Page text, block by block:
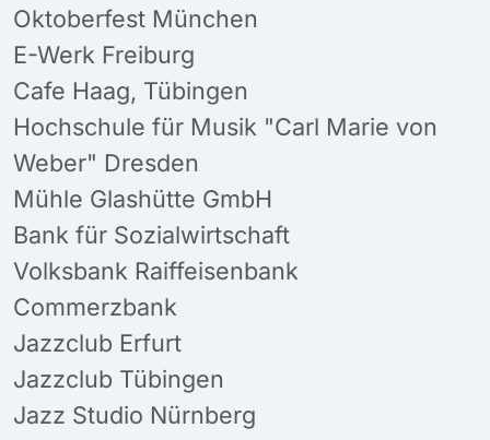
Oktoberfest München
E-Werk Freiburg
Cafe Haag, Tübingen
Hochschule für Musik "Carl Marie von
Weber" Dresden
Mühle Glashütte GmbH
Bank für Sozialwirtschaft
Volksbank Raiffeisenbank
Commerzbank
Jazzclub Erfurt
Jazzclub Tübingen
Jazz Studio Nürnberg